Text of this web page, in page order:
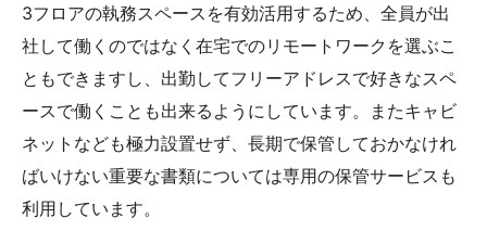
3フロアの執務スペースを有効活用するため、全員が出
社して働くのではなく在宅でのリモートワークを選ぶこ
ともできますし、出勤してフリーアドレスで好きなスペ
ースで働くことも出来るようにしています。またキャビ
ネットなども極力設置せず、長期で保管しておかなけれ
ばいけない重要な書類については専用の保管サービスも
利用しています。